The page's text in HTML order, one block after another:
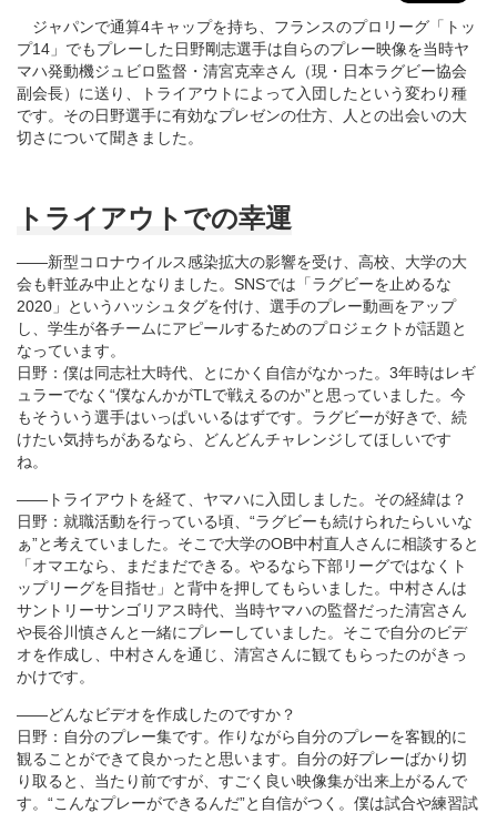
ジャパンで通算4キャップを持ち、フランスのプロリーグ「トッ
プ14」でもプレーした日野剛志選手は自らのプレー映像を当時ヤ
マハ発動機ジュビロ監督・清宮克幸さん（現・日本ラグビー協会
副会長）に送り、トライアウトによって入団したという変わり種
です。その日野選手に有効なプレゼンの仕方、人との出会いの大
切さについて聞きました。
トライアウトでの幸運
――新型コロナウイルス感染拡大の影響を受け、高校、大学の大
会も軒並み中止となりました。SNSでは「ラグビーを止めるな
2020」というハッシュタグを付け、選手のプレー動画をアップ
し、学生が各チームにアピールするためのプロジェクトが話題と
なっています。
日野：僕は同志社大時代、とにかく自信がなかった。3年時はレギ
ュラーでなく“僕なんかがTLで戦えるのか”と思っていました。今
もそういう選手はいっぱいいるはずです。ラグビーが好きで、続
けたい気持ちがあるなら、どんどんチャレンジしてほしいです
ね。
――トライアウトを経て、ヤマハに入団しました。その経緯は？
日野：就職活動を行っている頃、“ラグビーも続けられたらいいな
ぁ”と考えていました。そこで大学のOB中村直人さんに相談すると
「オマエなら、まだまだできる。やるなら下部リーグではなくト
ップリーグを目指せ」と背中を押してもらいました。中村さんは
サントリーサンゴリアス時代、当時ヤマハの監督だった清宮さん
や長谷川慎さんと一緒にプレーしていました。そこで自分のビデ
オを作成し、中村さんを通じ、清宮さんに観てもらったのがきっ
かけです。
――どんなビデオを作成したのですか？
日野：自分のプレー集です。作りながら自分のプレーを客観的に
観ることができて良かったと思います。自分の好プレーばかり切
り取ると、当たり前ですが、すごく良い映像集が出来上がるんで
す。“こんなプレーができるんだ”と自信がつく。僕は試合や練習試